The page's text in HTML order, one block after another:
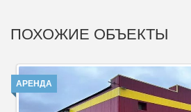
ПОХОЖИЕ ОБЪЕКТЫ
АРЕНДА